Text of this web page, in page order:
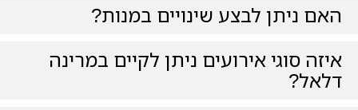
האם ניתן לבצע שינויים במנות?
איזה סוגי אירועים ניתן לקיים במרינה
דלאל?